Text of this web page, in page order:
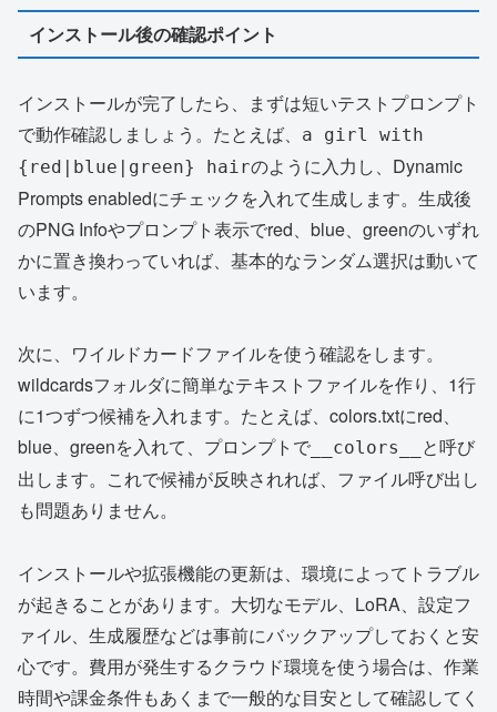
インストール後の確認ポイント
インストールが完了したら、まずは短いテストプロンプト
で動作確認しましょう。たとえば、
a girl with
{red|blue|green} hairのように入力し、Dynamic
Prompts enabledにチェックを入れて生成します。生成後
のPNG Infoやプロンプト表示でred、blue、greenのいずれ
かに置き換わっていれば、基本的なランダム選択は動いて
います。
次に、ワイルドカードファイルを使う確認をします。
wildcardsフォルダに簡単なテキストファイルを作り、1行
に1つずつ候補を入れます。たとえば、colors.txtにred、
blue、greenを入れて、プロンプトで __colors__
と呼び
出します。これで候補が反映されれば、ファイル呼び出し
も問題ありません。
インストールや拡張機能の更新は、環境によってトラブル
が起きることがあります。大切なモデル、LoRA、設定フ
ァイル、生成履歴などは事前にバックアップしておくと安
心です。費用が発生するクラウド環境を使う場合は、作業
時間や課金条件もあくまで一般的な目安として確認してく